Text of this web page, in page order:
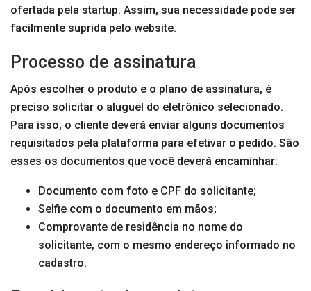
ofertada pela startup. Assim, sua necessidade pode ser
facilmente suprida pelo website.
Processo de assinatura
Após escolher o produto e o plano de assinatura, é
preciso solicitar o aluguel do eletrônico selecionado.
Para isso, o cliente deverá enviar alguns documentos
requisitados pela plataforma para efetivar o pedido. São
esses os documentos que você deverá encaminhar:
Documento com foto e CPF do solicitante;
Selfie com o documento em mãos;
Comprovante de residência no nome do
solicitante, com o mesmo endereço informado no
cadastro.